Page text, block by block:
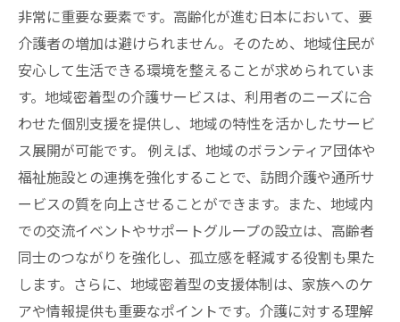
非常に重要な要素です。高齢化が進む日本において、要
介護者の増加は避けられません。そのため、地域住民が
安心して生活できる環境を整えることが求められていま
す。地域密着型の介護サービスは、利用者のニーズに合
わせた個別支援を提供し、地域の特性を活かしたサービ
ス展開が可能です。 例えば、地域のボランティア団体や
福祉施設との連携を強化することで、訪問介護や通所サ
ービスの質を向上させることができます。また、地域内
での交流イベントやサポートグループの設立は、高齢者
同士のつながりを強化し、孤立感を軽減する役割も果た
します。さらに、地域密着型の支援体制は、家族へのケ
アや情報提供も重要なポイントです。介護に対する理解